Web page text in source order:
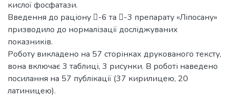
кислої фосфатази.
Введення до раціону -6 та -3 препарату «Ліпосану»
призводило до нормалізації досліджуваних
показників.
Роботу викладено на 57 сторінках друкованого тексту,
вона включає 3 таблиці, 3 рисунки. В роботі наведено
посилання на 57 публікації (37 кирилицею, 20
латиницею).